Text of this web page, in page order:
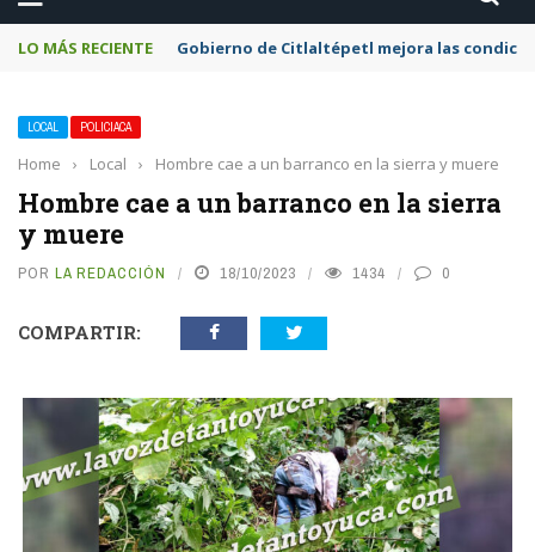
LO MÁS RECIENTE Gobierno de Citlaltépetl mejora las
LOCAL POLICIACA
Home › Local › Hombre cae a un barranco en la sierra y muere
Hombre cae a un barranco en la sierra
y muere
POR LA REDACCIÓN 18/10/2023 1434 0
COMPARTIR: